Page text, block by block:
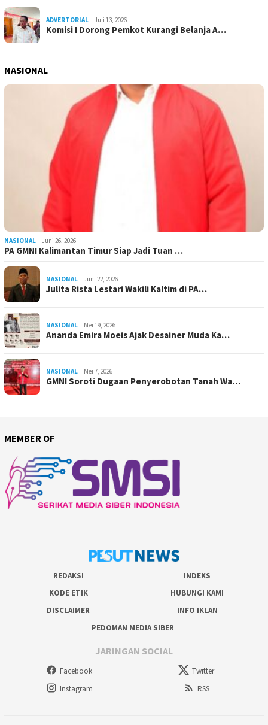
ADVERTORIAL Juli 13, 2026
Komisi I Dorong Pemkot Kurangi Belanja A…
NASIONAL
NASIONAL Juni 26, 2026
PA GMNI Kalimantan Timur Siap Jadi Tuan …
NASIONAL Juni 22, 2026
Julita Rista Lestari Wakili Kaltim di PA…
NASIONAL Mei 19, 2026
Ananda Emira Moeis Ajak Desainer Muda Ka…
NASIONAL Mei 7, 2026
GMNI Soroti Dugaan Penyerobotan Tanah Wa…
MEMBER OF
REDAKSI
INDEKS
KODE ETIK
HUBUNGI KAMI
DISCLAIMER
INFO IKLAN
PEDOMAN MEDIA SIBER
JARINGAN SOCIAL
Facebook
Twitter
Instagram
RSS